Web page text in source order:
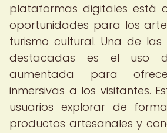
plataformas digitales está
oportunidades para los
turismo cultural. Una de las
destacadas es el uso
aumentada para
inmersivas a los visitantes.
usuarios explorar de
productos artesanales y